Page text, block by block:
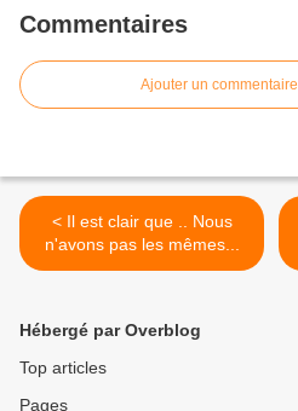
Commentaires
Ajouter un commentaire
< Il est clair que .. Nous
n'avons pas les mêmes...
Hébergé par Overblog
Top articles
Pages